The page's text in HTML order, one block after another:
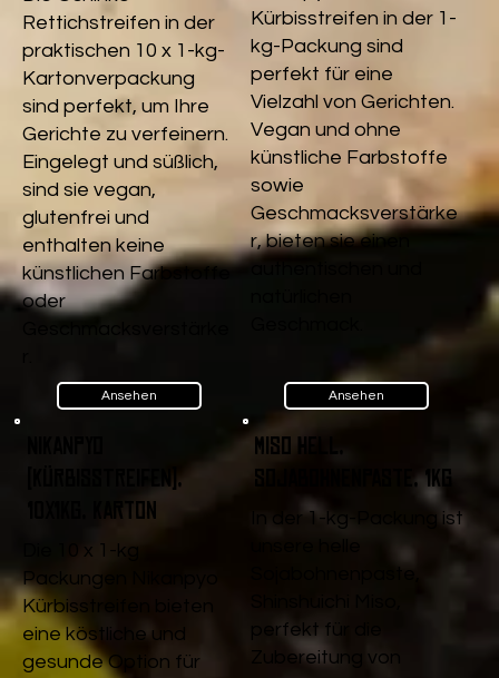
Rettichstreifen in der
praktischen 10 x 1-kg-
Kartonverpackung
sind perfekt, um Ihre
Gerichte zu verfeinern.
Eingelegt und süßlich,
sind sie vegan,
glutenfrei und
enthalten keine
künstlichen Farbstoffe
oder
Ansehen
Kürbisstreifen in der 1-
kg-Packung sind
perfekt für eine
Vielzahl von Gerichten.
Vegan und ohne
künstliche Farbstoffe
sowie
Geschmacksverstärke
r, bieten sie einen
Ansehen
(Kürbisstreifen),
10x1kg, Karton
Die 10 x 1-kg
Packungen Nikanpyo
Kürbisstreifen bieten
eine köstliche und
gesunde Option für
Miso Hell,
Sojabohnenpaste, 1kg
In der 1-kg-Packung ist
perfekt für die
Zubereitung von